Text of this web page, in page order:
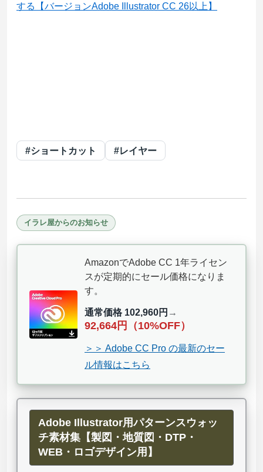
する【バージョンAdobe Illustrator CC 26以上】
#ショートカット #レイヤー
イラレ屋からのお知らせ
AmazonでAdobe CC 1年ライセン
スが定期的にセール価格になりま
す。
通常価格 102,960円 →
92,664円（10%OFF）
＞＞ Adobe CC Pro の最新のセー
ル情報はこちら
Adobe Illustrator用パターンスウォッ
チ素材集【製図・地質図・DTP・
WEB・ロゴデザイン用】